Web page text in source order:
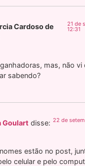
Cardoso de
21 de
12:31
mas, não vi
sabendo?
Goulart disse: 22 de
estão no post,
celular e pelo